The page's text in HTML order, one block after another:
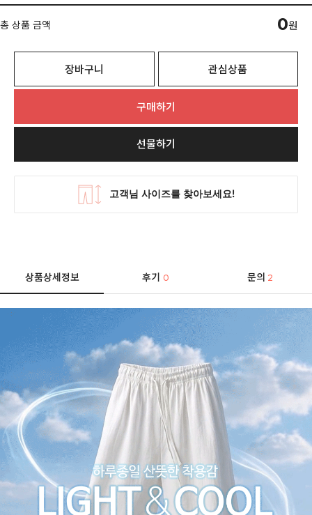
총 상품 금액 0원
장바구니 관심상품
구매하기
선물하기
상품상세정보 후기0 문의 2